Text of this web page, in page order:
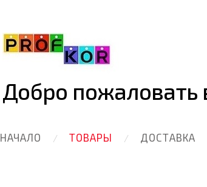
Добро пожаловать
НАЧАЛО ТОВАРЫ ДОСТАВКА